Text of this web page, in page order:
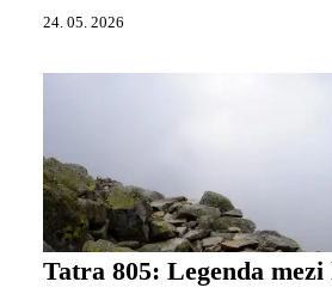
24. 05. 2026
Tatra 805: Legenda